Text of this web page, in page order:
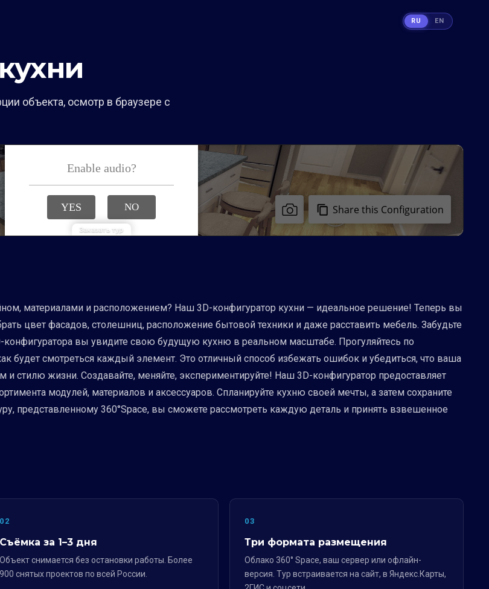
объекта, осмотр в браузере с
Заказать тур
материалами и расположением? Наш 3D-конфигуратор кухни — идеальное решение! Теперь вы
цвет фасадов, столешниц, расположение бытовой техники и даже расставить мебель. Забудьте
вы увидите свою будущую кухню в реальном масштабе. Прогуляйтесь по
будет смотреться каждый элемент. Это отличный способ избежать ошибок и убедиться, что ваша
стилю жизни. Создавайте, меняйте, экспериментируйте! Наш 3D-конфигуратор предоставляет
модулей, материалов и аксессуаров. Спланируйте кухню своей мечты, а затем сохраните
представленному 360°Space, вы сможете рассмотреть каждую деталь и принять взвешенное
02
Съёмка за 1–3 дня
Объект снимается без остановки работы. Более
900 снятых проектов по всей России.
03
Три формата размещения
Облако 360° Space, ваш сервер или офлайн-
версия. Тур встраивается на сайт, в Яндекс.Карты,
RU EN